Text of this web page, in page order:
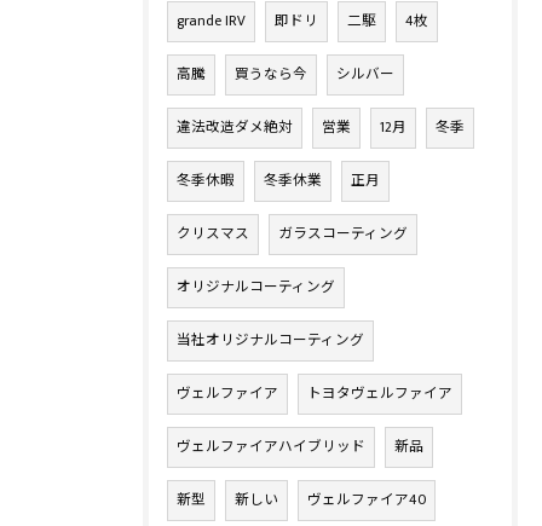
grande IRV 即ドリ 二駆 4枚
高騰 買うなら今 シルバー
違法改造ダメ絶対 営業 12月 冬季
冬季休暇 冬季休業 正月
クリスマス ガラスコーティング
オリジナルコーティング
当社オリジナルコーティング
ヴェルファイア トヨタヴェルファイア
ヴェルファイアハイブリッド 新品
新型 新しい ヴェルファイア40